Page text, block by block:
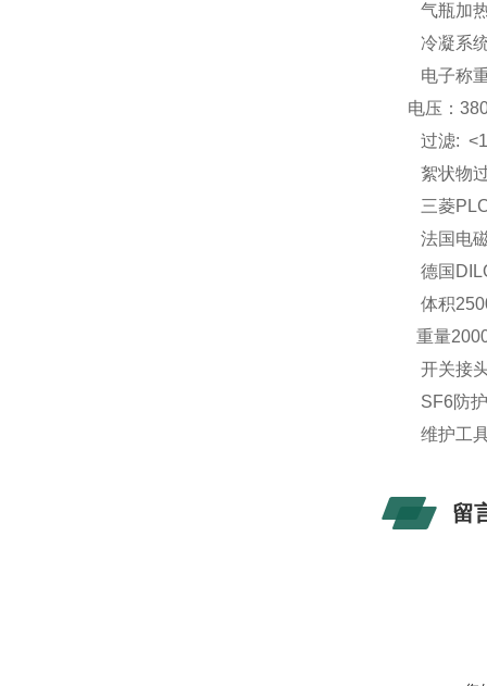
气瓶加
冷凝系
电子称
电压：
过滤:
絮状物
三菱
法国电
德国
体积
重量
开关接
SF6防
维护工
留